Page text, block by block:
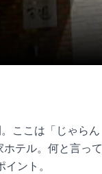
ここは「じゃらん
テル。何と言って
ント。